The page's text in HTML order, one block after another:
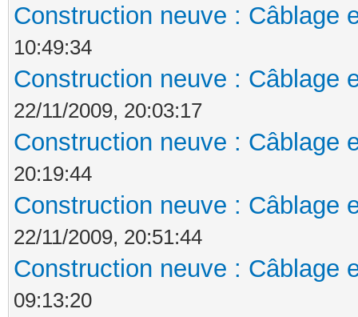
Construction neuve : Câblage
10:49:34
Construction neuve : Câblage
22/11/2009, 20:03:17
Construction neuve : Câblage
20:19:44
Construction neuve : Câblage
22/11/2009, 20:51:44
Construction neuve : Câblage
09:13:20